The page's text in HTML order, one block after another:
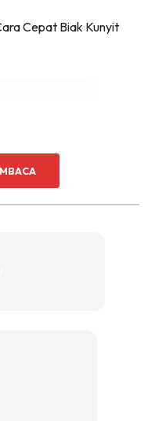
anda.
sekarang di